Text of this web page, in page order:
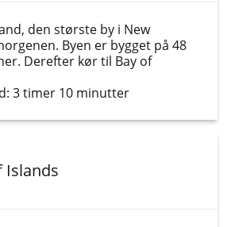
den største by i New
Byen er bygget på 48
Derefter kør til Bay of
3 timer 10 minutter
Islands